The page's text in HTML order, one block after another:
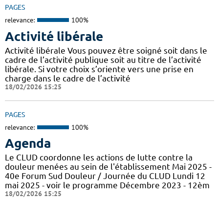
PAGES
relevance: 100%
Activité libérale
Activité libérale Vous pouvez être soigné soit dans le
cadre de l’activité publique soit au titre de l’activité
libérale. Si votre choix s’oriente vers une prise en
charge dans le cadre de l’activité
18/02/2026 15:25
PAGES
relevance: 100%
Agenda
Le CLUD coordonne les actions de lutte contre la
douleur menées au sein de l'établissement Mai 2025 -
40e Forum Sud Douleur / Journée du CLUD Lundi 12
mai 2025 - voir le programme Décembre 2023 - 12èm
18/02/2026 15:25